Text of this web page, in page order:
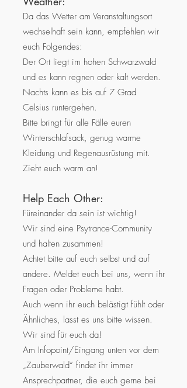
Da das Wetter am Veranstaltungsort
wechselhaft sein kann, empfehlen wir
euch Folgendes:
Der Ort liegt im hohen Schwarzwald
und es kann regnen oder kalt werden.
Nachts kann es bis auf 7 Grad
Celsius runtergehen.
Bitte bringt für alle Fälle euren
Winterschlafsack, genug warme
Kleidung und Regenausrüstung mit.
Zieht euch warm an!
Help Each Other:
Füreinander da sein ist wichtig!
Wir sind eine Psytrance-Community
und halten zusammen!
Achtet bitte auf euch selbst und auf
andere. Meldet euch bei uns, wenn ihr
Fragen oder Probleme habt.
Auch wenn ihr euch belästigt fühlt oder
Ähnliches, lasst es uns bitte wissen.
Wir sind für euch da!
Am Infopoint/Eingang unten vor dem
„Zauberwald“ findet ihr immer
Ansprechpartner, die euch gerne bei